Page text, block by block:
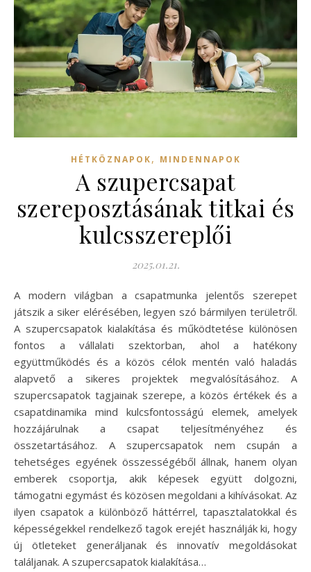
HÉTKÖZNAPOK, MINDENNAPOK
A szupercsapat
szereposztásának titkai és
kulcsszereplői
2025.01.21.
A modern világban a csapatmunka jelentős szerepet
játszik a siker elérésében, legyen szó bármilyen területről.
A szupercsapatok kialakítása és működtetése különösen
fontos a vállalati szektorban, ahol a hatékony
együttműködés és a közös célok mentén való haladás
alapvető a sikeres projektek megvalósításához. A
szupercsapatok tagjainak szerepe, a közös értékek és a
csapatdinamika mind kulcsfontosságú elemek, amelyek
hozzájárulnak a csapat teljesítményéhez és
összetartásához. A szupercsapatok nem csupán a
tehetséges egyének összességéből állnak, hanem olyan
emberek csoportja, akik képesek együtt dolgozni,
támogatni egymást és közösen megoldani a kihívásokat. Az
ilyen csapatok a különböző háttérrel, tapasztalatokkal és
képességekkel rendelkező tagok erejét használják ki, hogy
új ötleteket generáljanak és innovatív megoldásokat
találjanak. A szupercsapatok kialakítása…